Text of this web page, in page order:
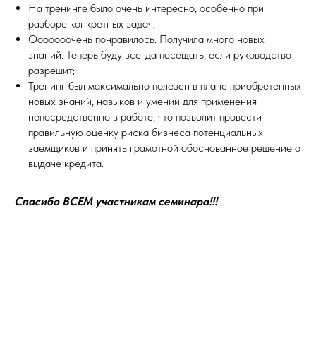
На тренинге было очень интересно, особенно при
разборе конкретных задач;
Ооооооочень понравилось. Получила много новых
знаний. Теперь буду всегда посещать, если руководство
разрешит;
Тренинг был максимально полезен в плане приобретенных
новых знаний, навыков и умений для применения
непосредственно в работе, что позволит провести
правильную оценку риска бизнеса потенциальных
заемщиков и принять грамотной обоснованное решение о
выдаче кредита.
Спасибо ВСЕМ участникам семинара!!!